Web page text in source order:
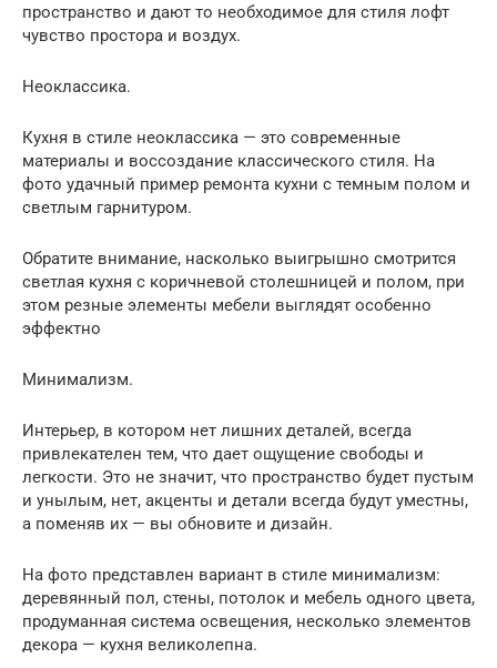
пространство и дают то необходимое для стиля лофт
чувство простора и воздух.
Неоклассика.
Кухня в стиле неоклассика — это современные
материалы и воссоздание классического стиля. На
фото удачный пример ремонта кухни с темным полом и
светлым гарнитуром.
Обратите внимание, насколько выигрышно смотрится
светлая кухня с коричневой столешницей и полом, при
этом резные элементы мебели выглядят особенно
эффектно
Минимализм.
Интерьер, в котором нет лишних деталей, всегда
привлекателен тем, что дает ощущение свободы и
легкости. Это не значит, что пространство будет пустым
и унылым, нет, акценты и детали всегда будут уместны,
а поменяв их — вы обновите и дизайн.
На фото представлен вариант в стиле минимализм:
деревянный пол, стены, потолок и мебель одного цвета,
продуманная система освещения, несколько элементов
декора — кухня великолепна.